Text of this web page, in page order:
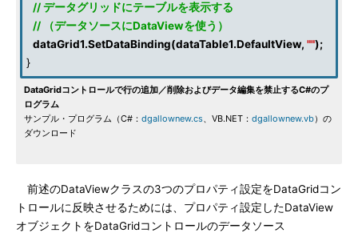
// データグリッドにテーブルを表示する
// （データソースにDataViewを使う）
dataGrid1.SetDataBinding(dataTable1.DefaultView, "");
}
DataGridコントロールで行の追加／削除およびデータ編集を禁止するC#のプ
ログラム
サンプル・プログラム（C#： dgallownew.cs、VB.NET： dgallownew.vb）の
ダウンロード
前述のDataViewクラスの3つのプロパティ設定をDataGridコン
トロールに反映させるためには、プロパティ設定したDataView
オブジェクトをDataGridコントロールのデータソース